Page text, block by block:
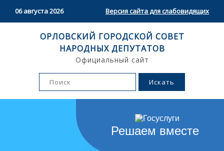
06 августа 2026 Версия сайта для слабовидящих
ОРЛОВСКИЙ ГОРОДСКОЙ СОВЕТ
НАРОДНЫХ ДЕПУТАТОВ
Официальный сайт
Решаем вместе